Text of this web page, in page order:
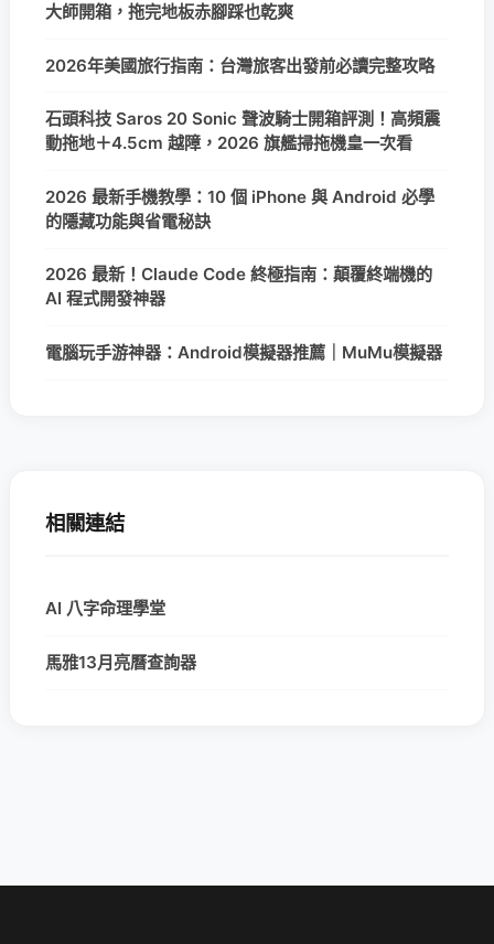
大師開箱，拖完地板赤腳踩也乾爽
2026年美國旅行指南：台灣旅客出發前必讀完整攻略
石頭科技 Saros 20 Sonic 聲波騎士開箱評測！高頻震
動拖地＋4.5cm 越障，2026 旗艦掃拖機皇一次看
2026 最新手機教學：10 個 iPhone 與 Android 必學
的隱藏功能與省電秘訣
2026 最新！Claude Code 終極指南：顛覆終端機的
AI 程式開發神器
電腦玩手游神器：Android模擬器推薦｜MuMu模擬器
相關連結
AI 八字命理學堂
馬雅13月亮曆查詢器